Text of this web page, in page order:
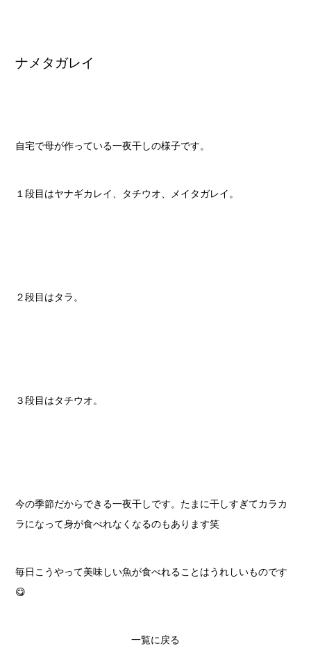
ナメタガレイ
自宅で母が作っている一夜干しの様子です。
１段目はヤナギカレイ、タチウオ、メイタガレイ。
２段目はタラ。
３段目はタチウオ。
今の季節だからできる一夜干しです。たまに干しすぎてカラカ
ラになって身が食べれなくなるのもあります笑
毎日こうやって美味しい魚が食べれることはうれしいものです
😋
一覧に戻る